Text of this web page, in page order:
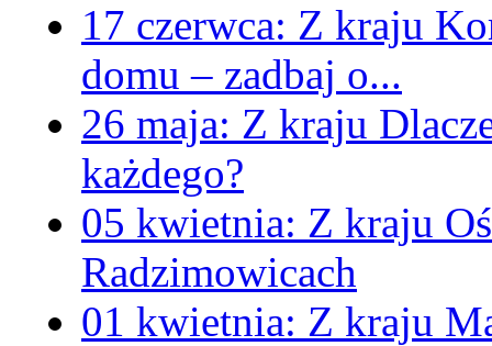
17 czerwca: Z kraju
domu – zadbaj o...
26 maja: Z kraju
każdego?
05 kwietnia: Z kraju
Radzimowicach
01 kwietnia: Z kraju